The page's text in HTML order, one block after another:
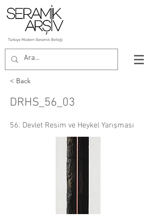
< Back
DRHS_56_03
56. Devlet Resim ve Heykel Yarışması